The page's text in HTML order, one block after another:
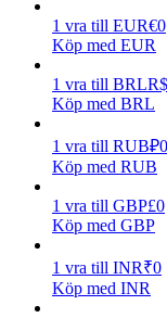
Power Piggy
Tjäna
1 vra till EUR€0
Köp med EUR
1 vra till BRLR$
Köp med BRL
1 vra till RUB₽0
Köp med RUB
1 vra till GBP£0
Köp med GBP
1 vra till INR₹0
Köp med INR